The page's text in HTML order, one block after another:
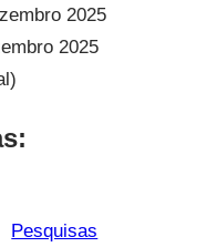
2025
2025
Pesquisas